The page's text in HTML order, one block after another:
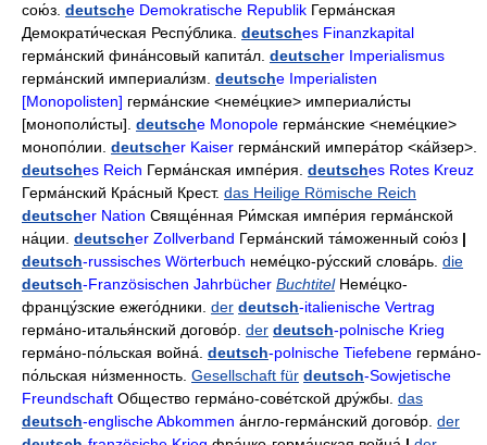
сою́з deutsche Demokratische Republik Герма́нская
Демократи́ческая Респу́блика deutsches Finanzkapital
герма́нский фина́нсовый капита́л deutscher Imperialismus
герма́нский империали́зм deutsche Imperialisten
[Monopolisten] герма́нские <неме́цкие> империали́сты
[монополи́сты]. deutsche Monopole герма́нские <неме́цкие>
монопо́лии deutscher Kaiser герма́нский импера́тор <ка́йзер>.
deutsches Reich Герма́нская импе́рия deutsches Rotes Kreuz
Герма́нский Кра́сный Крест. das Heilige Römische Reich
deutscher Nation Свяще́нная Ри́мская импе́рия герма́нской
на́ции deutscher Zollverband Герма́нский та́моженный сою́з |
deutsch-russisches Wörterbuch неме́цко-ру́сский слова́рь die
deutsch-Französischen Jahrbücher Buchtitel Неме́цко-
францу́зские ежего́дники der deutsch-italienische Vertrag
герма́но-италья́нский догово́р der deutsch-polnische Krieg
герма́но-по́льская война́ deutsch-polnische Tiefebene герма́но-
по́льская ни́зменность Gesellschaft für deutsch-Sowjetische
Freundschaft Общество герма́но-сове́тской дру́жбы das
deutsch-englische Abkommen а́нгло-герма́нский догово́р der